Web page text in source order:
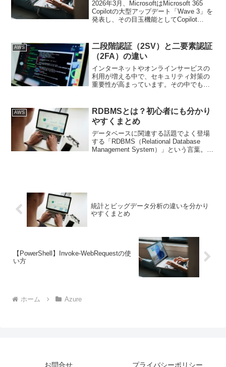
2026年3月、MicrosoftはMicrosoft 365
Copilotの大型アップデート「Wave 3」を
発表し、その目玉機能としてCopilot
ォー...
AWS
二段階認証（2SV）と二要素認証
（2FA）の違い
インターネットやオンラインサービスの
利用が増える中で、セキュリティ対策の
重要性が高まっています。その中でも
authentication）」は、アカウン...
AWS
RDBMSとは？初心者にも分かり
やすくまとめ
データベースに関連する話題でよく登場
する「RDBMS（Relational Database
Management System）」という言葉。こ
統計とビッグデータ分析の違いを分かり
やすくまとめ
【PowerShell】Invoke-WebRequestの使
い方
ホーム Azure
お問合せ プライバシーポリシー